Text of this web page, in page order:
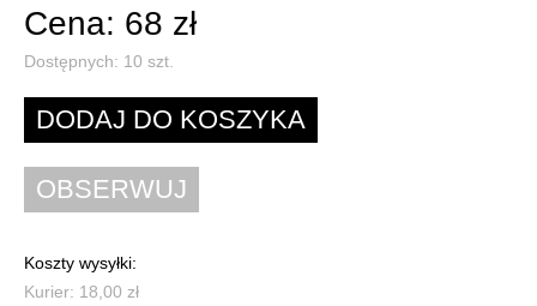
Cena: 68 zł
Dostępnych: 10 szt.
Koszty wysyłki:
Kurier: 18,00 zł